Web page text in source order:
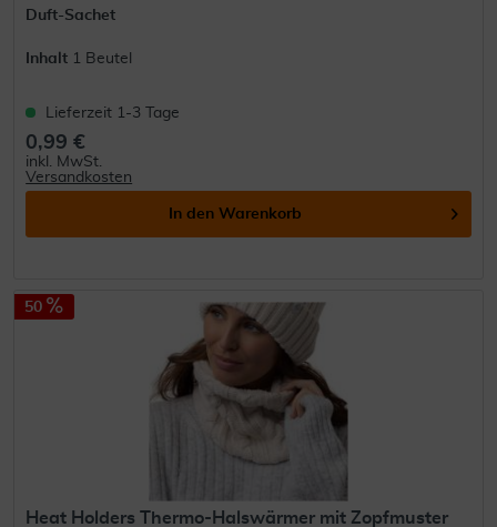
Duft-Sachet
Inhalt 1 Beutel
Lieferzeit 1-3 Tage
0,99 €
inkl. MwSt.
Versandkosten
In den Warenkorb
50
Heat Holders Thermo-Halswärmer mit Zopfmuster